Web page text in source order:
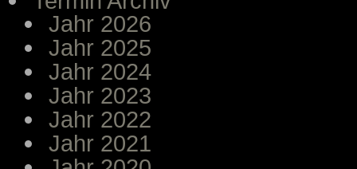
Jahr 2026
Jahr 2025
Jahr 2024
Jahr 2023
Jahr 2022
Jahr 2021